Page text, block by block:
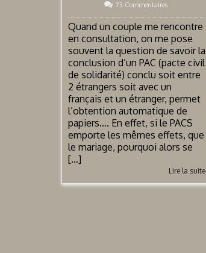
73 Commentaires
Quand un couple me rencontre
en consultation, on me pose
souvent la question de savoir la
conclusion d’un PAC (pacte civil
de solidarité) conclu soit entre
2 étrangers soit avec un
français et un étranger, permet
l’obtention automatique de
papiers…. En effet, si le PACS
emporte les mêmes effets, que
le mariage, pourquoi alors se
[…]
Lire la suite